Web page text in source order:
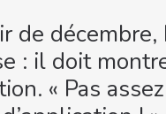
de
: il doit
« Pas